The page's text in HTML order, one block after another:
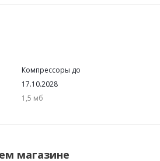
Компрессоры до
17.10.2028
1,5 мб
магазине